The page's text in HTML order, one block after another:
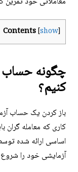
Contents[show]
کنیم؟
کاری که معامله گران
اساسی ارائه شده
آزمایشی خود را شروع